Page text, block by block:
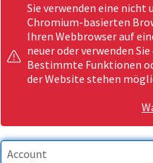
Sie verwenden eine
Chromium-basierten
Ihren Webbrowser auf
neuer oder verwenden
Bestimmte Funktionen
der Website stehen